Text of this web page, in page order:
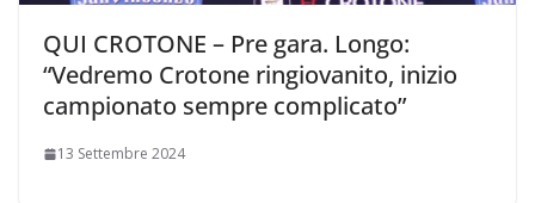
QUI CROTONE – Pre gara. Longo:
“Vedremo Crotone ringiovanito, inizio
campionato sempre complicato”
13 Settembre 2024